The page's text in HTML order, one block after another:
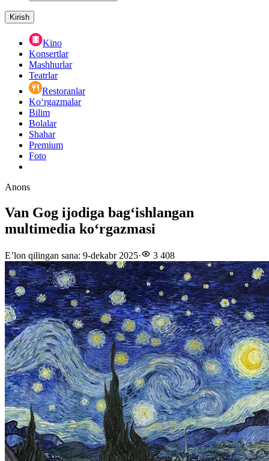
Kirish
Kino
Konsertlar
Mashhurlar
Teatrlar
Restoranlar
Ko‘rgazmalar
Bilim
Bolalar
Shahar
Premium
Foto
Anons
Van Gog ijodiga bagʻishlangan
multimedia koʻrgazmasi
E’lon qilingan sana: 9-dekabr 2025· 3 408